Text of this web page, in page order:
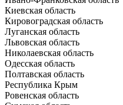
Киевская область
Кировоградская область
Луганская область
Львовская область
Николаевская область
Одесская область
Полтавская область
Республика Крым
Ровенская область